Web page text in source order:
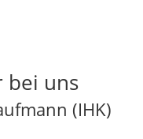
bei uns
(IHK)